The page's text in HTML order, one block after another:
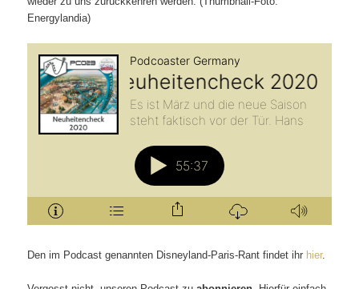
Energylandia)
Den im Podcast genannten Disneyland-Paris-Rant findet ihr hier.